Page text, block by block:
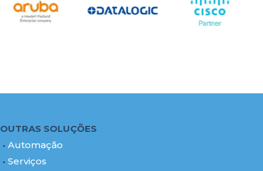
OUTRAS SOLUÇÕES
Automação
Serviços